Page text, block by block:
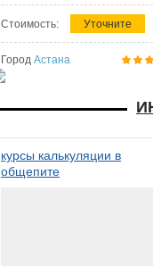
Стоимость: Уточните
Город Астана
курсы калькуляции в
общепите